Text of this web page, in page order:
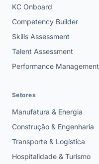
KC Onboard
Competency Builder
Skills Assessment
Talent Assessment
Performance Management
Setores
Manufatura & Energia
Construção & Engenharia
Transporte & Logística
Hospitalidade & Turismo